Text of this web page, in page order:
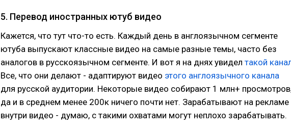
5. Перевод иностранных ютуб видео
Кажется, что тут что-то есть. Каждый день в англоязычном сегменте
ютуба выпускают классные видео на самые разные темы, часто без
аналогов в русскоязычном сегменте. И вот я на днях увидел такой
Все, что они делают - адаптируют видео этого англоязычного канала
для русской аудитории. Некоторые видео собирают 1 млн+
да и в среднем менее 200к ничего почти нет. Зарабатывают на рекламе
внутри видео - думаю, с такими охватами могут неплохо зарабатывать.